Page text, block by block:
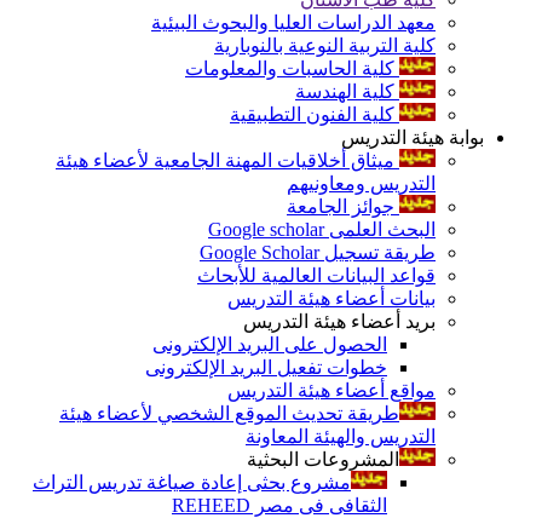
معهد الدراسات العليا والبحوث البيئية
كلية التربية النوعية بالنوبارية
كلية الحاسبات والمعلومات
كلية الهندسة
كلية الفنون التطبيقية
بوابة هيئة التدريس
ميثاق أخلاقيات المهنة الجامعية لأعضاء هيئة
التدريس ومعاونيهم
جوائز الجامعة
البحث العلمى Google scholar
طريقة تسجيل Google Scholar
قواعد البيانات العالمية للأبحاث
بيانات أعضاء هيئة التدريس
بريد أعضاء هيئة التدريس
الحصول على البريد الإلكترونى
خطوات تفعيل البريد الإلكترونى
مواقع أعضاء هيئة التدريس
طريقة تحديث الموقع الشخصي لأعضاء هيئة
التدريس والهيئة المعاونة
المشروعات البحثية
مشروع بحثى إعادة صياغة تدريس التراث
الثقافى فى مصر REHEED